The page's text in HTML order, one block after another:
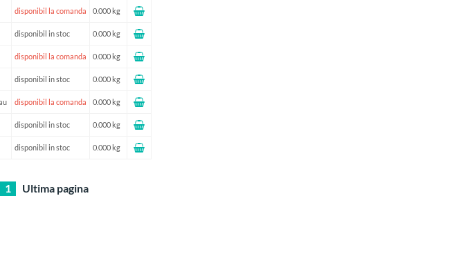
disponibil la comanda 0.000 kg
disponibil in stoc 0.000 kg
disponibil la comanda 0.000 kg
disponibil in stoc 0.000 kg
disponibil la comanda 0.000 kg
disponibil in stoc 0.000 kg
disponibil in stoc 0.000 kg
1 Ultima pagina